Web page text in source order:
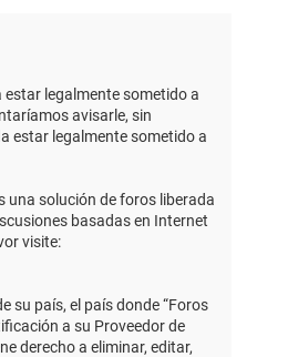
estar legalmente sometido a
avisarle, sin
estar legalmente sometido a
una solución de foros liberada
basadas en Internet
visite:
su país, el país donde “Foros
a su Proveedor de
derecho a eliminar, editar,